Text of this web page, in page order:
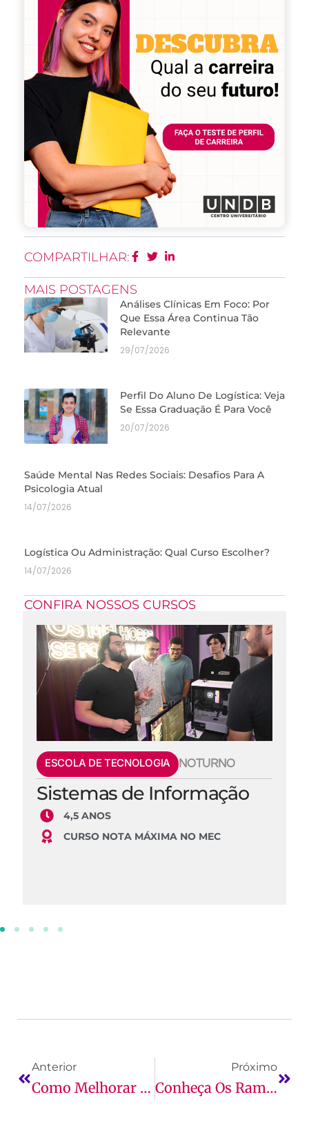
COMPARTILHAR:
MAIS POSTAGENS
Análises Clínicas Em Foco: Por
Que Essa Área Continua Tão
Relevante
29/07/2026
Perfil Do Aluno De Logística: Veja
Se Essa Graduação É Para Você
20/07/2026
Saúde Mental Nas Redes Sociais: Desafios Para A
Psicologia Atual
14/07/2026
Logística Ou Administração: Qual Curso Escolher?
14/07/2026
CONFIRA NOSSOS CURSOS
ESCOLA DE TECNOLOGIA NOTURNO
Sistemas de Informação
4,5 ANOS
CURSO NOTA MÁXIMA NO MEC
Anterior
Como Melhorar A Escrita E O Vocabulário.
Próximo
Conheça Os Ramos Do Direito Em Alta Atualmente